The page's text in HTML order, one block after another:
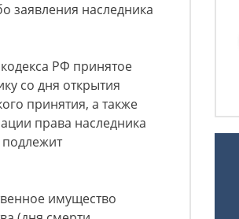
заявления наследника
РФ принятое
со дня открытия
принятия, а также
права наследника
подлежит
имущество